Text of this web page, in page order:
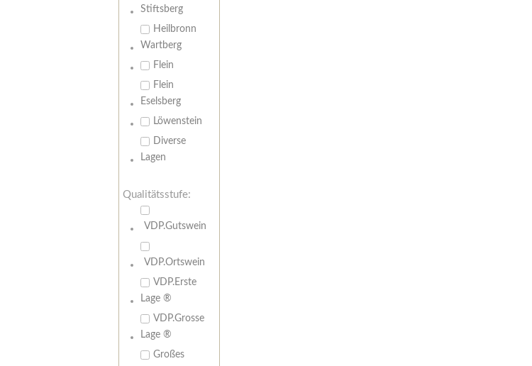
Stiftsberg
Heilbronn
Wartberg
Flein
Flein
Eselsberg
Löwenstein
Diverse
Lagen
Qualitätsstufe:
VDP.Gutswein
VDP.Ortswein
VDP.Erste
Lage ®
VDP.Grosse
Lage ®
Großes